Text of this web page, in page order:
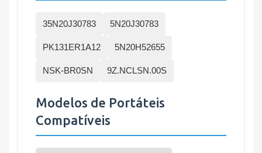
35N20J30783 5N20J30783
PK131ER1A12 5N20H52655
NSK-BR0SN 9Z.NCLSN.00S
Modelos de Portáteis
Compatíveis